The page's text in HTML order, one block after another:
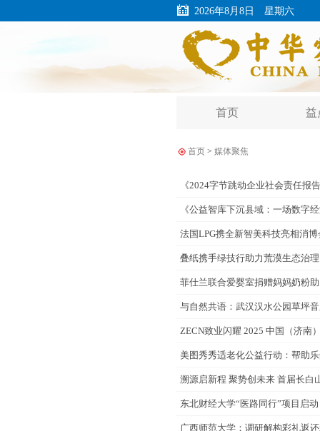
2026年8月8日 星期六
首页 益
首页> 媒体聚焦
《2024字节跳动企业社会责任报
《公益智库下沉县域：一场数字
法国LPG携全新智美科技亮相消
叠纸携手绿技行助力荒漠生态治理
菲仕兰联合爱婴室捐赠妈妈奶粉
与自然共语：武汉汉水公园草坪
ZECN致业闪耀 2025 中国（济南
美图秀秀适老化公益行动：帮助
溯源启新程 聚势创未来 首届长白
东北财经大学“医路同行”项目启
广西师范大学：调研解构彩礼返